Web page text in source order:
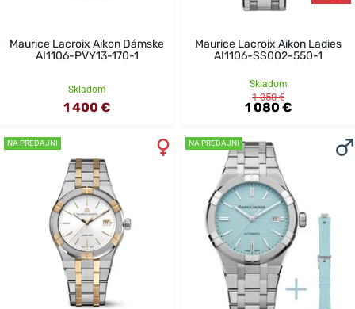
Maurice Lacroix Aikon Dámske
AI1106-PVY13-170-1
Skladom
1 400 €
Maurice Lacroix Aikon Ladies
AI1106-SS002-550-1
Skladom
1 350 €
1 080 €
NA PREDAJNI NA PREDAJNI